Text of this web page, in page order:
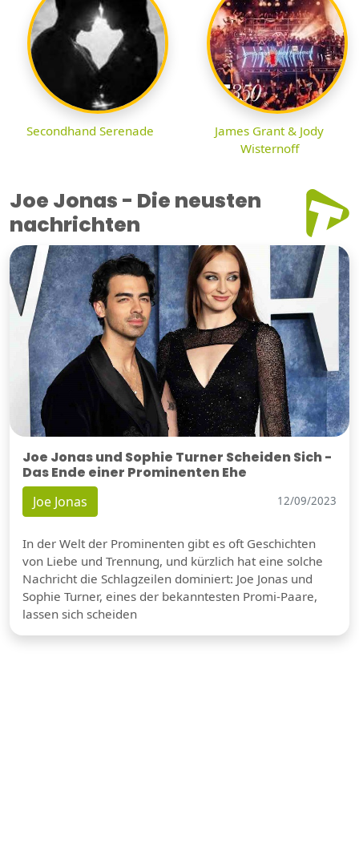
Secondhand Serenade
James Grant & Jody
Wisternoff
Joe Jonas - Die neusten
nachrichten
Joe Jonas und Sophie Turner Scheiden Sich -
Das Ende einer Prominenten Ehe
Joe Jonas 12/09/2023
In der Welt der Prominenten gibt es oft Geschichten
von Liebe und Trennung, und kürzlich hat eine solche
Nachricht die Schlagzeilen dominiert: Joe Jonas und
Sophie Turner, eines der bekanntesten Promi-Paare,
lassen sich scheiden